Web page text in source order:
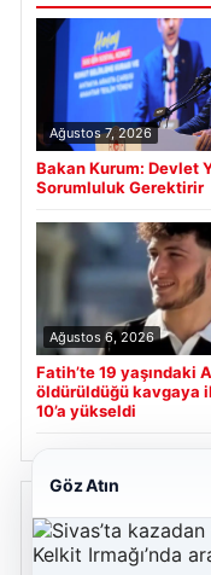
Ağustos 7, 2026
Bakan Kurum: Devlet
Sorumluluk Gerektirir
Ağustos 6, 2026
Fatih’te 19 yaşındaki
öldürüldüğü kavgaya
10’a yükseldi
Göz Atın